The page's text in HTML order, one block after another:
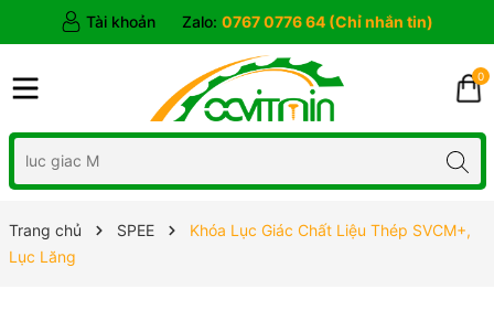
Tài khoản Zalo: 0767 0776 64 (Chỉ nhắn tin)
0
Trang chủ SPEE
Khóa Lục Giác Chất Liệu Thép SVCM+,
Lục Lăng